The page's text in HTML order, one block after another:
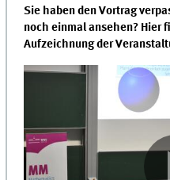
Sie haben den Vortrag
noch einmal ansehen? Hier
Aufzeichnung der